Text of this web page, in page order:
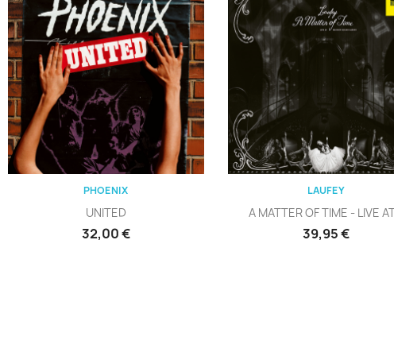
Vista rápida
PHOENIX
UNITED
Precio
32,00 €
Vista rápida
LAUFEY
A MATTER OF TIME - LIVE
Precio
39,95 €